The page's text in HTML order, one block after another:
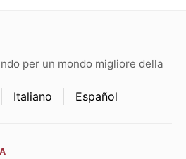
per un mondo migliore della
Italiano Español